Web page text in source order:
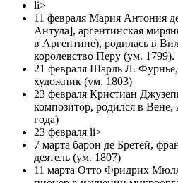
li>
11 февраля Мария Антония
Антула], аргентинская
в Аргентине), родилась в
королевство Перу (ум. 1799).
21 февраля Шарль Л.
художник (ум. 1803)
23 февраля Кристиан
композитор, родился в
года)
23 февраля li>
7 марта барон де Бретей,
деятель (ум. 1807)
11 марта Отто Фридрих